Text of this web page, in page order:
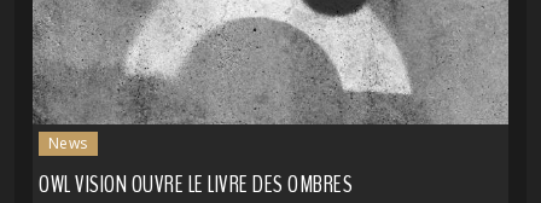
News
OWL VISION OUVRE LE LIVRE DES OMBRES